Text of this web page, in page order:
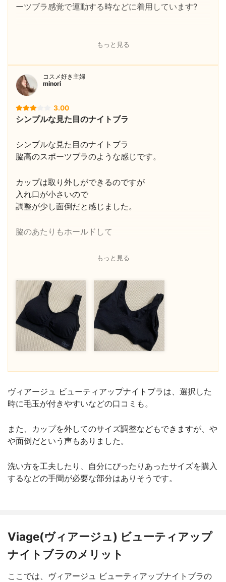
ーツブラ感覚で運動する時などに着用しています?
もっと見る
コスメ好き主婦
minori
3.00
シンプルな見た目のナイトブラ
シンプルな見た目のナイトブラ
脇高のスポーツブラのような感じです。
カップは取り外しができるのですが
入れ口が小さいので
調整が少し面倒だと感じました。
脇のあたりもホールドして
日中にも使っています。もっと見る
ヴィアージュ ビューティアップナイトブラは、選択した
時に毛玉が付きやすいなどの口コミも。
また、カップを外してのサイズ調整などもできますが、や
や面倒だという声もありました。
洗い方を工夫したり、自分にぴったりあったサイズを購入
するなどの手間が必要な部分はありそうです。
Viage(ヴィアージュ) ビューティアップ
ナイトブラのメリット
ここでは、ヴィアージュ ビューティアップナイトブラの